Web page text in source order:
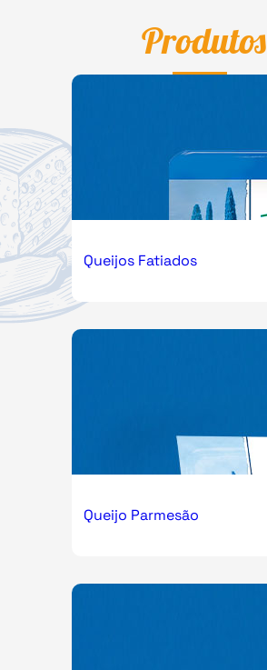
Produtos
Queijos Fatiados
Queijo Parmesão